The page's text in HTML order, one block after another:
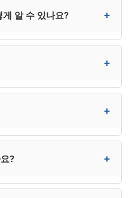
회생법원, 그 외 지역은
알 수 있나요? +
대리인이 정확한
+
원이 본인 진술을
+
부득이 이사하시는 경우
? +